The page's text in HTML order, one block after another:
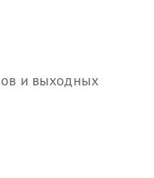
и выходных